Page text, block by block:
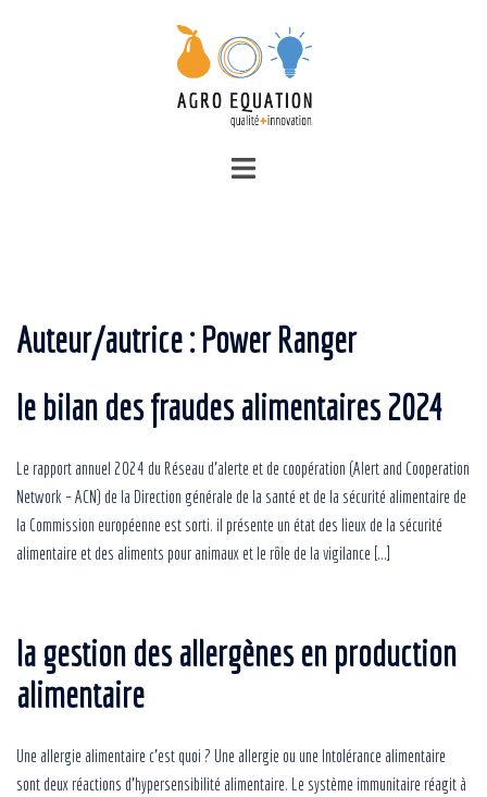
Auteur/autrice : Power Ranger
le bilan des fraudes alimentaires 2024
Le rapport annuel 2024 du Réseau d’alerte et de coopération (Alert and Cooperation
Network – ACN) de la Direction générale de la santé et de la sécurité alimentaire de
la Commission européenne est sorti. il présente un état des lieux de la sécurité
alimentaire et des aliments pour animaux et le rôle de la vigilance […]
la gestion des allergènes en production
alimentaire
Une allergie alimentaire c’est quoi ? Une allergie ou une Intolérance alimentaire
sont deux réactions d’hypersensibilité alimentaire. Le système immunitaire réagit à